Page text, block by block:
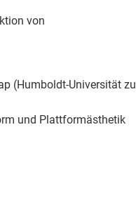
von
(Humboldt-Universität zu
und Plattformästhetik